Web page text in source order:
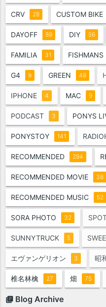
CRV 28 CUSTOM BIKE
DAYOFF 89 DIY 56
FAMILIA 31 FISHMANS
G4 9 GREEN 48
IPHONE 4 MAC 9
PODCAST 3 PONYS
PONYSTOY 141
RECOMMENDED 294
RECOMMENDED MOVIE 38
RECOMMENDED MUSIC 52
SORA PHOTO 32
SUNNYTRUCK 5
エヴァンゲリオン 3 昭
椎名林檎 27 畑 75
Blog Archive